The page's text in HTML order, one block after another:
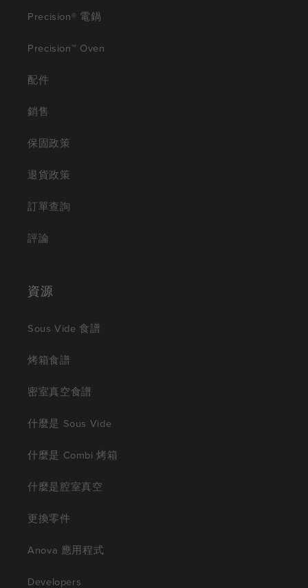
Precision® 電鍋
Precision™ Oven
配件
銷售
保固政策
退貨政策
訂單查詢
評論
資源
Sous Vide 食譜
烤箱食譜
密室真空食譜
什麼是 Sous Vide
什麼是 Combi 烤箱
什麼是腔室真空
更換零件
Anova 應用程式
Developers